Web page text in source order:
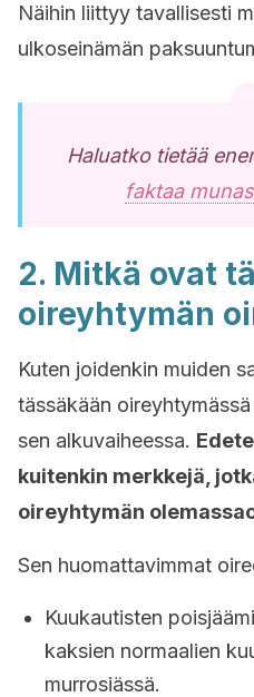
Näihin liittyy tavallisesti
ulkoseinämän
Haluatko tietää
faktaa
2. Mitkä ovat
oireyhtymän
Kuten joidenkin muiden
tässäkään
sen alkuvaiheessa.
kuitenkin merkkejä,
oireyhtymän
Sen huomattavimmat
Kuukautisten
kaksien normaalien
murrosiässä.